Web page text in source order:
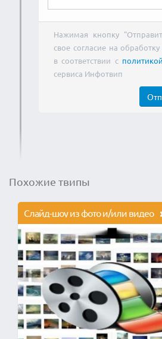
Нажимая кнопку
свое согласие на
в соответствии с
сервиса Инфотвип
Похожие твипы
Слайд-шоу из фото и/или видео